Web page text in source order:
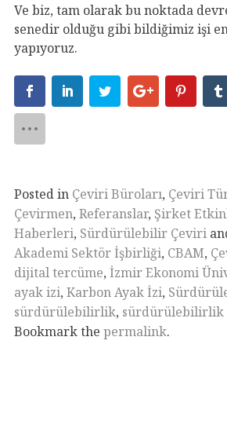
Ve biz, tam olarak bu noktada
senedir olduğu gibi bildiğimiz işi
yapıyoruz.
Posted in Çeviri Büroları, Çeviri
Çevirmen, Referanslar, Şirket
Haberleri, Sürdürülebilir Çeviri
Akademi Sektör İşbirliği, CBAM,
dijital tercüme, İzmir Ekonomi
ayak izi, Karbon Ayak İzi,
sürdürülebilirlik, sürdürülebilirlik
Bookmark the permalink.